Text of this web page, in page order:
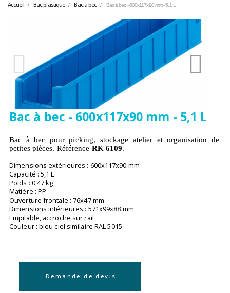
Accueil Bac plastique Bac a bec Bac à bec - 600x117x90 mm - 5,1 L
Bac à bec - 600x117x90 mm - 5,1 L
Bac à bec pour picking, stockage atelier et organisation de
petites pièces. Référence RK 6109.
Dimensions extérieures : 600x117x90 mm
Capacité : 5,1 L
Poids : 0,47 kg
Matière : PP
Ouverture frontale : 76x47 mm
Dimensions intérieures : 571x99x88 mm
Empilable, accroche sur rail
Couleur : bleu ciel similaire RAL 5015
Demande de devis